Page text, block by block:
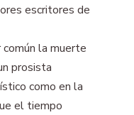
escritores de
la muerte
prosista
como en la
el tiempo